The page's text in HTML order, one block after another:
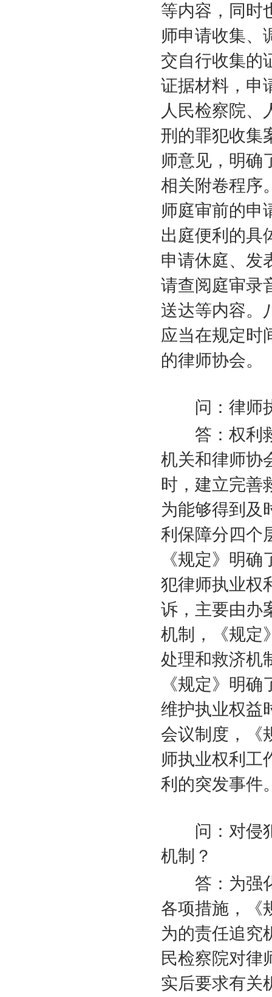
等内容，同时
师申请收集、
交自行收集的
证据材料，申
人民检察院、
刑的罪犯收集
师意见，明确
相关附卷程序
师庭审前的申
出庭便利的具
申请休庭、发
请查阅庭审录
送达等内容。
应当在规定时
的律师协会。
问：律师执
答：权利救
机关和律师协
时，建立完善
为能够得到及
利保障分四个
《规定》明
犯律师执业权
诉，主要由办
机制，《规定
处理和救济机
《规定》明
维护执业权益
会议制度，《
师执业权利工
利的突发事件
问：对侵犯
机制？
答：为强化
各项措施，《
为的责任追究
民检察院对律
实后要求有关